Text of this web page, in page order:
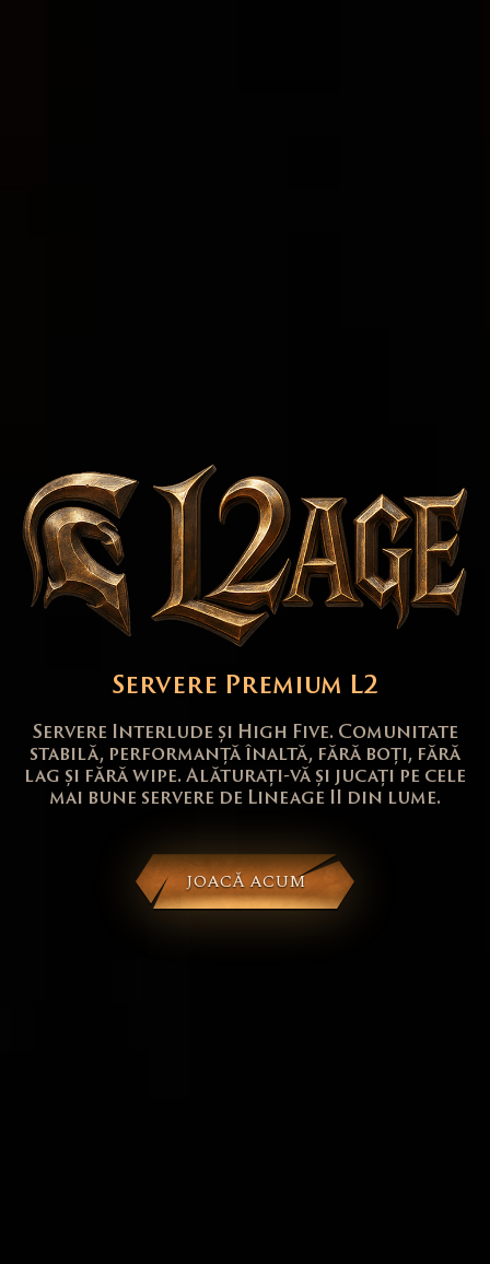
Servere Premium L2
Servere Interlude și High Five. Comunitate
stabilă, performanță înaltă, fără boți, fără
lag și fără wipe. Alăturați-vă și jucați pe cele
mai bune servere de Lineage II din lume.
JOACĂ ACUM